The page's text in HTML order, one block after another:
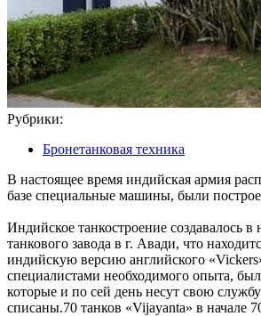
Рубрики:
Бронетанковая техника
В настоящее время индийская армия
базе специальные машины, были
Индийское танкостроение создавалось
танкового завода в г. Авади, что
индийскую версию английского
специалистами необходимого опыта,
которые и по сей день несут свою
списаны.70 танков «Vijayanta» в начале